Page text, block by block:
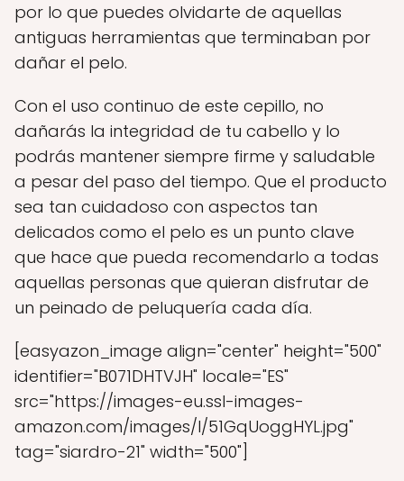
por lo que puedes olvidarte de aquellas
antiguas herramientas que terminaban por
dañar el pelo.
Con el uso continuo de este cepillo, no
dañarás la integridad de tu cabello y lo
podrás mantener siempre firme y saludable
a pesar del paso del tiempo. Que el producto
sea tan cuidadoso con aspectos tan
delicados como el pelo es un punto clave
que hace que pueda recomendarlo a todas
aquellas personas que quieran disfrutar de
un peinado de peluquería cada día.
[easyazon_image align="center" height="500"
identifier="B071DHTVJH" locale="ES"
src="https://images-eu.ssl-images-
amazon.com/images/I/51GqUoggHYL.jpg"
tag="siardro-21" width="500"]